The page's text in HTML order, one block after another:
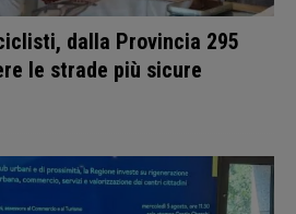
dalla Provincia 295
le strade più sicure